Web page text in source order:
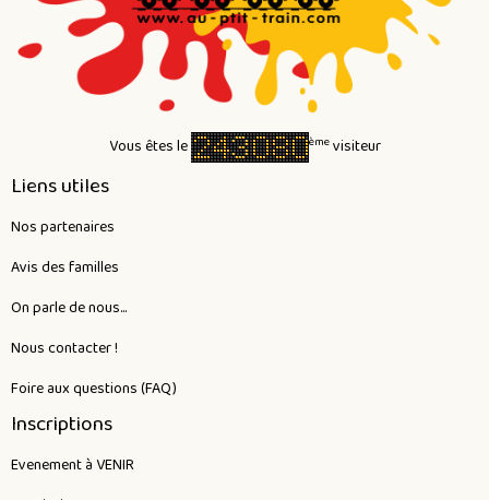
Vous êtes le èmevisiteur
Liens utiles
Nos partenaires
Avis des familles
On parle de nous...
Nous contacter !
Foire aux questions (FAQ)
Inscriptions
Evenement à VENIR